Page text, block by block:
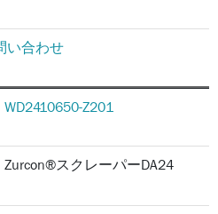
い合わせ
WD2410650-Z201
Zurcon®スクレーパーDA24